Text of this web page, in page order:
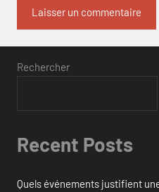
Rechercher
Recent Posts
Quels événements justifient